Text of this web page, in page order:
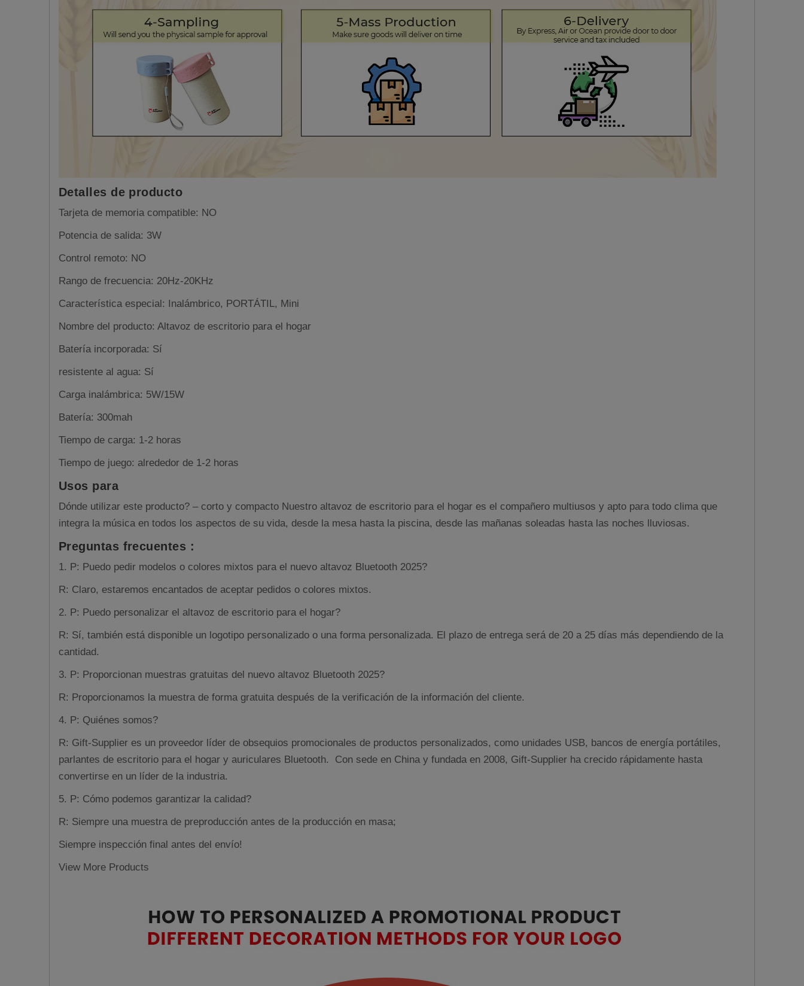
Detalles de producto
Tarjeta de memoria compatible: NO
Potencia de salida: 3W
Control remoto: NO
Rango de frecuencia: 20Hz-20KHz
Característica especial: Inalámbrico, PORTÁTIL, Mini
Nombre del producto: Altavoz de escritorio para el hogar
Batería incorporada: Sí
resistente al agua: Sí
Carga inalámbrica: 5W/15W
Batería: 300mah
Tiempo de carga: 1-2 horas
Tiempo de juego: alrededor de 1-2 horas
Usos para
Dónde utilizar este producto? – corto y compacto Nuestro altavoz de escritorio para el hogar es el compañero multiusos y apto para todo clima que
integra la música en todos los aspectos de su vida, desde la mesa hasta la piscina, desde las mañanas soleadas hasta las noches lluviosas.
Preguntas frecuentes :
1. P: Puedo pedir modelos o colores mixtos para el nuevo altavoz Bluetooth 2025?
R: Claro, estaremos encantados de aceptar pedidos o colores mixtos.
2. P: Puedo personalizar el altavoz de escritorio para el hogar?
R: Sí, también está disponible un logotipo personalizado o una forma personalizada. El plazo de entrega será de 20 a 25 días más dependiendo de la
cantidad.
3. P: Proporcionan muestras gratuitas del nuevo altavoz Bluetooth 2025?
R: Proporcionamos la muestra de forma gratuita después de la verificación de la información del cliente.
4. P: Quiénes somos?
R: Gift-Supplier es un proveedor líder de obsequios promocionales de productos personalizados, como unidades USB, bancos de energía portátiles,
parlantes de escritorio para el hogar y auriculares Bluetooth. Con sede en China y fundada en 2008, Gift-Supplier ha crecido rápidamente hasta
convertirse en un líder de la industria.
5. P: Cómo podemos garantizar la calidad?
R: Siempre una muestra de preproducción antes de la producción en masa;
Siempre inspección final antes del envío!
View More Products